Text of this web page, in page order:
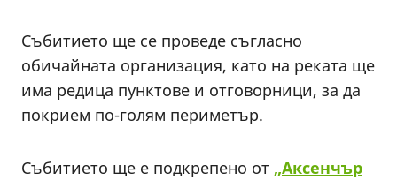
Събитието ще се проведе съгласно
обичайната организация, като на реката ще
има редица пунктове и отговорници, за да
покрием по-голям периметър.
Събитието ще е подкрепено от „Аксенчър